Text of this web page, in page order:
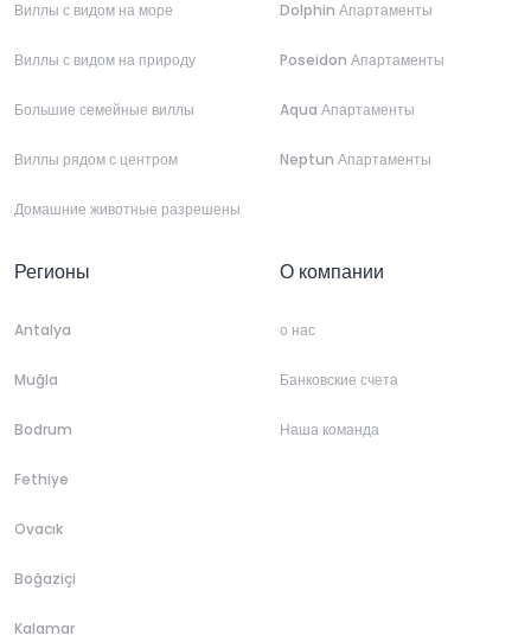
Виллы с видом на море
Виллы с видом на природу
Большие семейные виллы
Виллы рядом с центром
Домашние животные разрешены
Dolphin Апартаменты
Poseidon Апартаменты
Aqua Апартаменты
Neptun Апартаменты
Регионы
Antalya
Muğla
Bodrum
Fethiye
Ovacık
Boğaziçi
Kalamar
О компании
о нас
Банковские счета
Наша команда